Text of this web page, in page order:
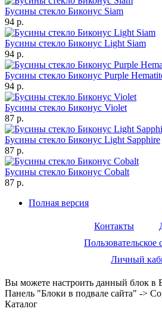
Бусины стекло Биконус Siam
94 р.
Бусины стекло Биконус Light Siam
94 р.
Бусины стекло Биконус Purple
94 р.
Бусины стекло Биконус Violet
87 р.
Бусины стекло Биконус Light Sapphire
87 р.
Бусины стекло Биконус Cobalt
87 р.
Полная версия
Контакты
Пользовательское
Личный
Вы можете настроить данный блок в
Панель "Блоки в подвале сайта" ->
Каталог